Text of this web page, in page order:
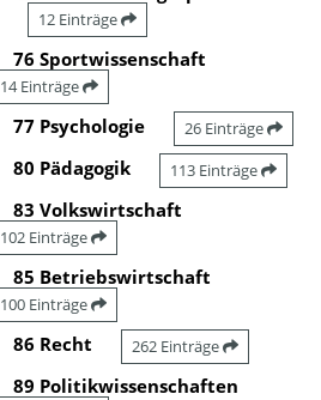
12 Einträge
76 Sportwissenschaft
14 Einträge
77 Psychologie 26 Einträge
80 Pädagogik 113 Einträge
83 Volkswirtschaft
102 Einträge
85 Betriebswirtschaft
100 Einträge
86 Recht 262 Einträge
89 Politikwissenschaften